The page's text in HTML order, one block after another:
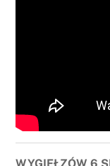
WYGIEŁZÓW 6